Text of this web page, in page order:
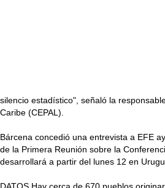
silencio estadístico", señaló la
Caribe (CEPAL).
Bárcena concedió una entrevista a EFE
de la Primera Reunión sobre la
desarrollará a partir del lunes 12 en